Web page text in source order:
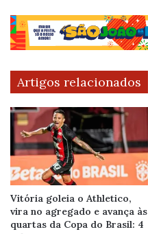
Artigos relacionados
Vitória goleia o Athletico,
vira no agregado e avança às
quartas da Copa do Brasil: 4